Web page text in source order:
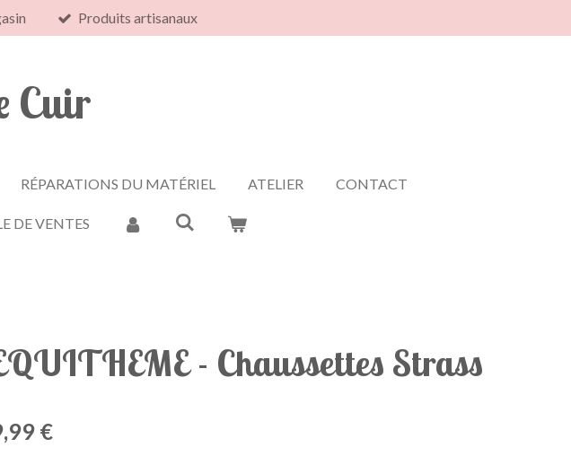
Produits artisanaux
Cuir
RÉPARATIONS DU MATÉRIEL ATELIER CONTACT
DE VENTES
- Chaussettes Strass
€